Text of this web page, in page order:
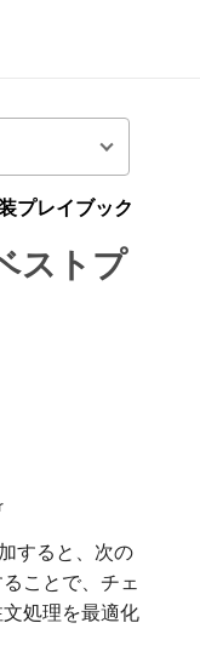
プレイブック
ストプ
すると、次の
ことで、チェ
処理を最適化